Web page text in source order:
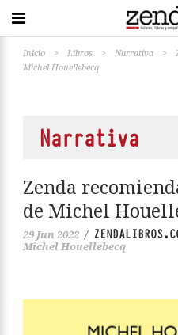
Inicio > Libros > Narrativa >
Michel Houellebecq
Narrativa
Zenda
de Michel
29 Jun 2022 /
Michel Houellebecq